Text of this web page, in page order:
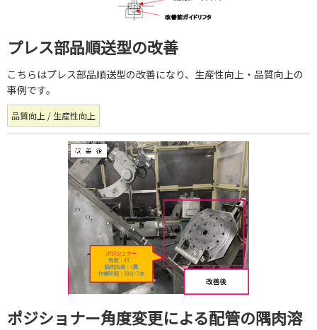
プレス部品順送型の改善
こちらはプレス部品順送型の改善になり、生産性向上・品質向上の
事例です。
品質向上 / 生産性向上
ポジショナー角度変更による配管の隅肉溶